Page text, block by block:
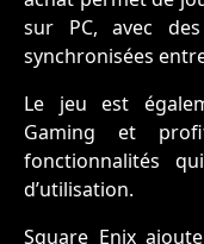
sur PC, avec des
synchronisées
Le jeu est
Gaming et
fonctionnalités
d’utilisation.
Square Enix